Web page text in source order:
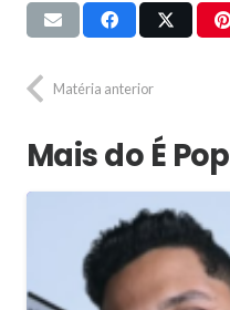
Matéria anterior
Mais do É Pop